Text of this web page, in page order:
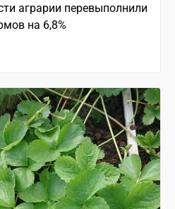
аграрии перевыполнили
на 6,8%